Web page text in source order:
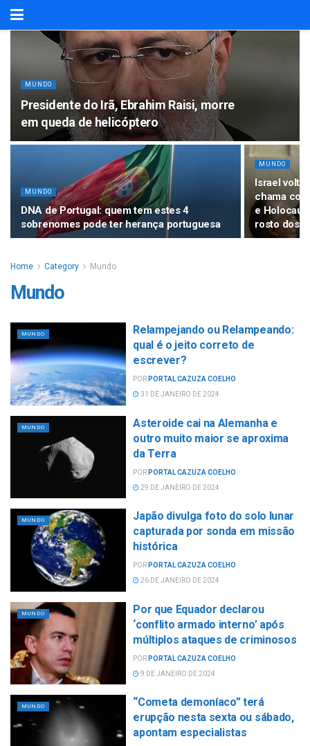
MUNDO
Presidente do Irã, Ebrahim Raisi, morre
em queda de helicóptero
MUNDO
DNA de Portugal: quem tem estes 4
sobrenomes pode ter herança portuguesa
MUNDO
Israel volta
chama
e
rosto dos
Home Category Mundo
Mundo
MUNDO
Relampejando ou Relampeando:
qual é o jeito correto de
escrever?
POR PORTAL CAZUZA COELHO
31 DE JANEIRO DE 2024
MUNDO
Asteroide cai na Alemanha e
outro muito maior se aproxima
da Terra
POR PORTAL CAZUZA COELHO
29 DE JANEIRO DE 2024
MUNDO
Japão divulga foto do solo lunar
capturada por sonda em missão
histórica
POR PORTAL CAZUZA COELHO
26 DE JANEIRO DE 2024
MUNDO
Por que Equador declarou
‘conflito armado interno’ após
múltiplos ataques de criminosos
POR PORTAL CAZUZA COELHO
9 DE JANEIRO DE 2024
MUNDO
“Cometa demoníaco” terá
erupção nesta sexta ou sábado,
apontam especialistas